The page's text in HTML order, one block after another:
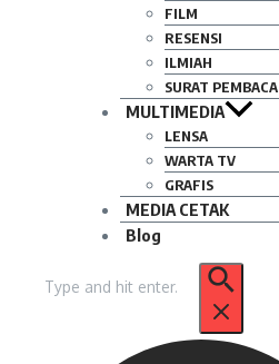
FILM
RESENSI
ILMIAH
SURAT PEMBACA
MULTIMEDIA
LENSA
WARTA TV
GRAFIS
MEDIA CETAK
Blog
untuk: